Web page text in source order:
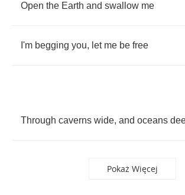
Open the Earth and swallow me
I'm begging you, let me be free
Through caverns wide, and oceans
Pokaż Więcej